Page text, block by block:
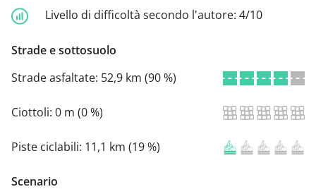
Livello di difficoltà secondo l'autore: 4/10
Strade e sottosuolo
Strade asfaltate: 52,9 km (90 %)
Ciottoli: 0 m (0 %)
Piste ciclabili: 11,1 km (19 %)
Scenario